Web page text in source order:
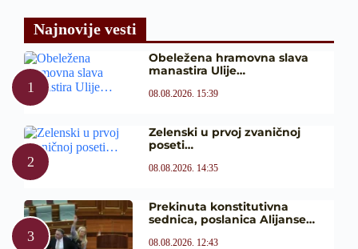
Najnovije vesti
Obeležena hramovna slava
manastira Ulije…
08.08.2026. 15:39
Zelenski u prvoj zvaničnoj
poseti…
08.08.2026. 14:35
Prekinuta konstitutivna
sednica, poslanica Alijanse…
08.08.2026. 12:43